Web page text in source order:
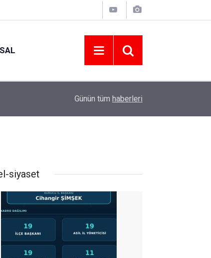
ORDU ASKF’DEN İŞ DÜNYASINA AMATÖR
Günün tüm haberleri
siyaset